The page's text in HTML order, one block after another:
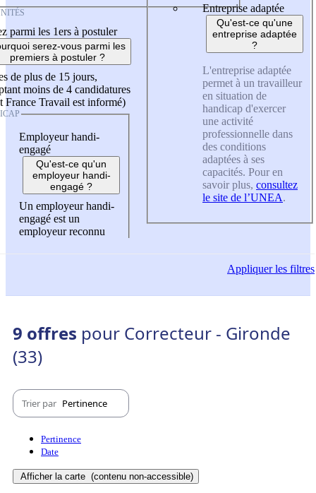
parmi les 1ers à postuler
serez-vous parmi les
premiers à postuler ?
de plus de 15 jours,
moins de 4 candidatures
France Travail est informé)
Employeur handi-
engagé
Qu'est-ce qu'un
employeur handi-
engagé ?
Un employeur handi-
engagé est un
employeur reconnu
Entreprise adaptée
Qu'est-ce qu'une
entreprise adaptée
?
L'entreprise adaptée
permet à un travailleur
en situation de
handicap d'exercer
une activité
professionnelle dans
des conditions
adaptées à ses
capacités. Pour en
savoir plus, consultez
le site de l’UNEA.
Appliquerles filtres
9 offres pour Correcteur - Gironde
(33)
Trier par Pertinence
Pertinence
Date
Afficher la carte (contenu non-accessible)